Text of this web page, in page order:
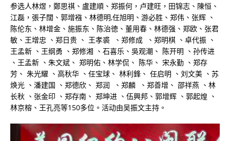
参选人林煜，鄭思祺、盧建順、郑振何，卢建旺，田锦志、陳恒、
江磊，張子闊、郭增襁、林德明,任旭明、游必胜、郑伟、张辉 、
陈伦东、林增金、施振东、陈治徳、董用春、林德强、郑欧、张君
敏、王增忠 、郑日贵 、 王孝裘 、郑修成 、郑明棋 、卓代振 、
王孟新 、王纲勇 、郑修湘 、石喜乐、吳观潮、 陈开明 、孙传进
、王孟新 、朱文斌、 郑明佑、林学侃、 陈华、 宋永勤 、郑存
芳、 朱光耀 、高秋华 、任宝球、 林利鋒、 任启明 、刘文美 、苏
焕光 、潘建国 、郑德欣、 郑润 、郑麟 、郑善增、 邵祥燕 、林
长秋 、张金印 、郑存南、 郑坤进 、伍興邦、郭增辉 、郭起煌 、
林京榕、王孔亮等150多位。活动由吴振文主持。